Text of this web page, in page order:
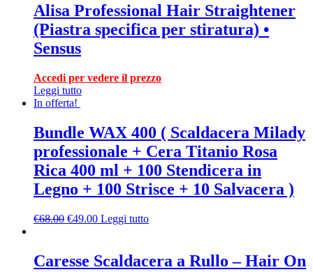
Alisa Professional Hair Straightener
(Piastra specifica per stiratura) •
Sensus
Accedi per vedere il prezzo
Leggi tutto
In offerta!
Bundle WAX 400 ( Scaldacera Milady
professionale + Cera Titanio Rosa
Rica 400 ml + 100 Stendicera in
Legno + 100 Strisce + 10 Salvacera )
€68.00 €49.00 Leggi tutto
Caresse Scaldacera a Rullo – Hair On